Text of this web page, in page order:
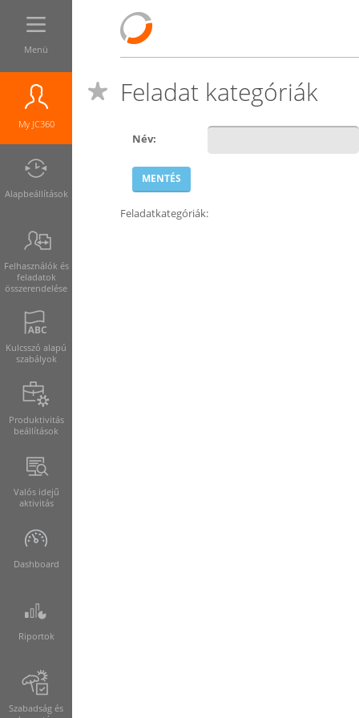
Menü
My JC360
Alapbeállítások
Felhasználók és
feladatok
összerendelése
Kulcsszó alapú
szabályok
Produktivitás
beállítások
Valós idejű
aktivitás
Dashboard
Riportok
Szabadság és
Feladat kategóriák
Név:
Feladatkategóriák: